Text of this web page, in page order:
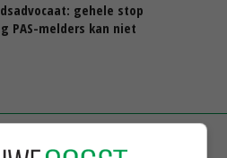
gehele stop
PAS-melders kan niet